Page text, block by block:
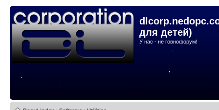
для детей)
У нас - не говнофорум!